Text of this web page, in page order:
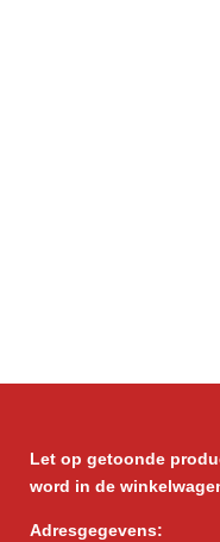
Let op getoonde
word in de
Adresgegevens: